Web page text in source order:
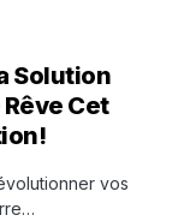
Solution
Cet
vos